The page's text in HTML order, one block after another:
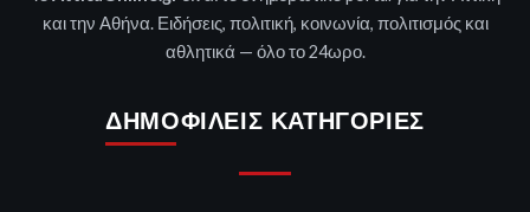
και την Αθήνα. Ειδήσεις, πολιτική, κοινωνία, πολιτισμός και
αθλητικά — όλο το 24ωρο.
ΔΗΜΟΦΙΛΕΊΣ ΚΑΤΗΓΟΡΊΕΣ